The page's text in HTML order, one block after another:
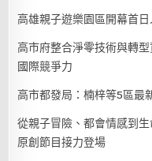
高雄親子遊樂園區開幕首
高市府整合淨零技術與轉
國際競爭力
高市都發局：楠梓等5區最
從親子冒險、都會情感到
原創節目接力登場